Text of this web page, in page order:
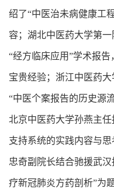
绍了“中医治未病健康工
容；湖北中医药大学第
“经方临床应用”学术报
宝贵经验；浙江中医药
“中医个案报告的历史源
北京中医药大学孙燕主
支持系统的实践内容与
忠奇副院长结合驰援武
疗新冠肺炎方药剖析”为